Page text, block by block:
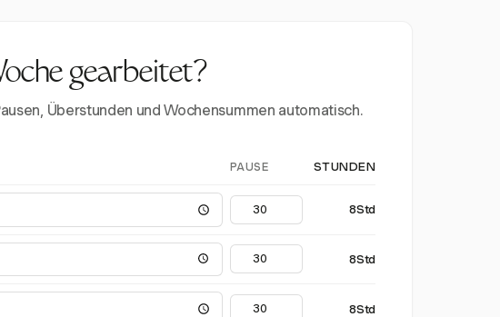
gearbeitet?
Überstunden und Wochensummen automatisch.
PAUSE STUNDEN
8Std
8Std
8Std